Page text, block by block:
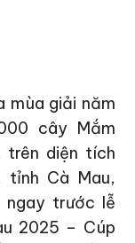
mùa giải năm
cây Mắm
trên diện tích
tỉnh Cà Mau,
ngay trước lễ
2025 – Cúp